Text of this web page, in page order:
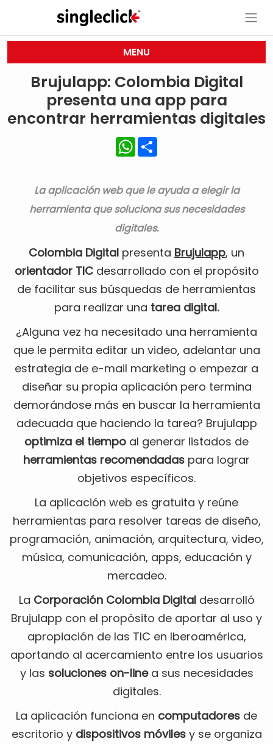
MENU
Brujulapp: Colombia Digital
presenta una app para
encontrar herramientas digitales
WhatsApp
La aplicación web que le ayuda a elegir la
herramienta que soluciona sus necesidades
digitales.
Colombia Digital presenta Brujulapp, un
orientador TICdesarrollado con el propósito
de facilitar sus búsquedas de herramientas
para realizar una tarea digital.
¿Alguna vez ha necesitado una herramienta
que le permita editar un video, adelantar una
estrategia de e-mail marketing o empezar a
diseñar su propia aplicación pero termina
demorándose más en buscar la herramienta
adecuada que haciendo la tarea? Brujulapp
optimiza el tiempo al generar listados de
herramientas recomendadas para lograr
objetivos específicos.
La aplicación web es gratuita y reúne
herramientas para resolver tareas de diseño,
programación, animación, arquitectura, video,
música, comunicación, apps, educación y
mercadeo.
La Corporación Colombia Digital desarrolló
Brujulapp con el propósito de aportar al uso y
apropiación de las TIC en Iberoamérica,
aportando al acercamiento entre los usuarios
y las soluciones on-linea sus necesidades
digitales.
La aplicación funciona en computadores de
escritorio y dispositivos móvilesy se organiza